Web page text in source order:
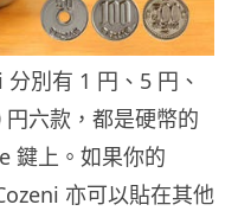
別有 1 円、5 円、
六款，都是硬幣的
鍵上。如果你的
亦可以貼在其他